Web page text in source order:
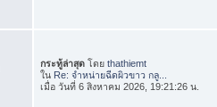
กระทู้ล่าสุด โดยthathiemt
ใน Re: จำหน่ายฉีดผิวขาว กลู...
เมื่อ วันที่ 6 สิงหาคม 2026, 19:21:26 น.